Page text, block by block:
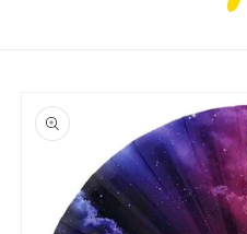
a la
información